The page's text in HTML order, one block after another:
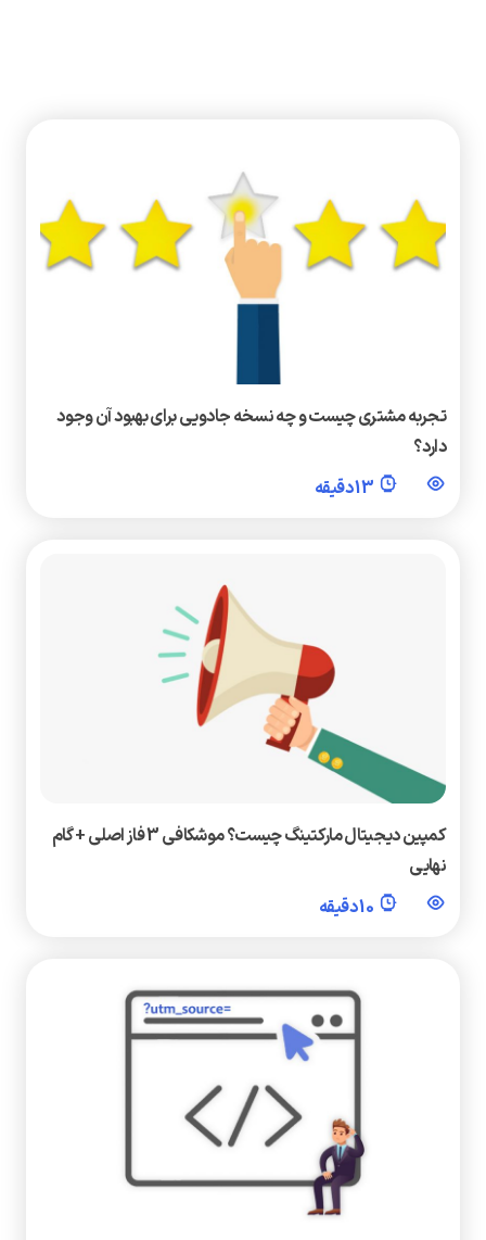
تجربه مشتری چیست و چه نسخه جادویی برای بهبود آن وجود
دارد؟
13 دقیقه
کمپین دیجیتال مارکتینگ چیست؟ موشکافی 3 فاز اصلی + گام
نهایی
10 دقیقه